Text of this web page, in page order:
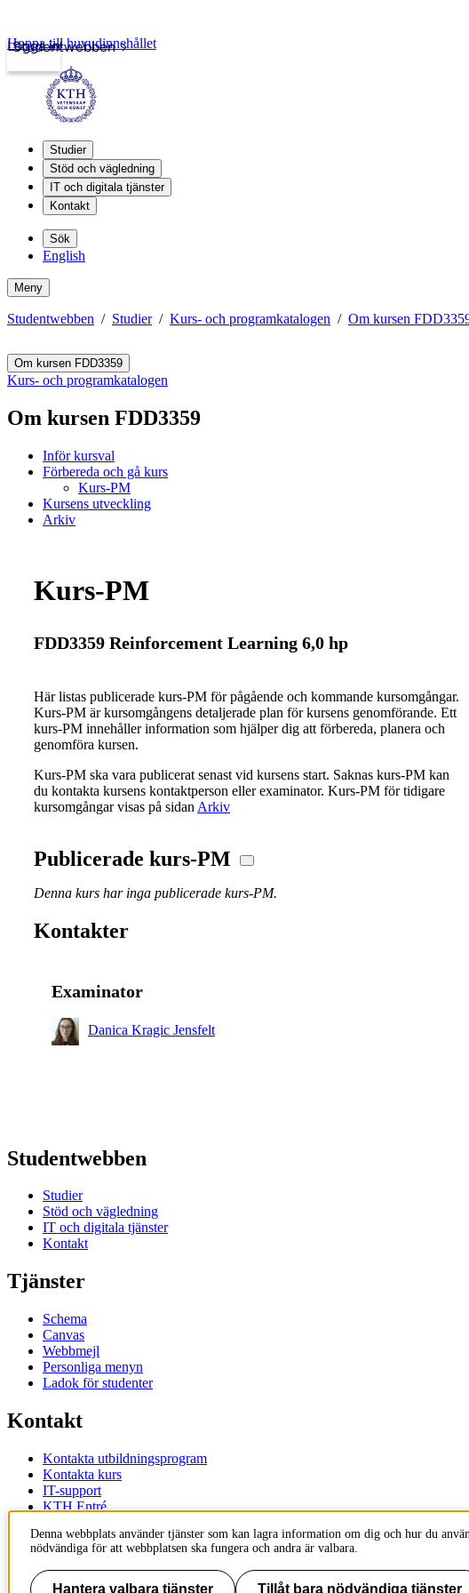
Studentwebben
Logga in
Hoppa till huvudinnehållet
Studier
Stöd och vägledning
IT och digitala tjänster
Kontakt
Sök
English
Meny
Studentwebben Studier Kurs- och programkatalogen Om kursen
Om kursen FDD3359
Kurs- och programkatalogen
Om kursen FDD3359
Inför kursval
Förbereda och gå kurs
Kurs-PM
Kursens utveckling
Arkiv
Kurs-PM
FDD3359 Reinforcement Learning 6,0 hp
Här listas publicerade kurs-PM för pågående och kommande kursomgångar.
Kurs-PM är kursomgångens detaljerade plan för kursens genomförande. Ett
kurs-PM innehåller information som hjälper dig att förbereda, planera och
genomföra kursen.
Kurs-PM ska vara publicerat senast vid kursens start. Saknas kurs-PM kan
du kontakta kursens kontaktperson eller examinator. Kurs-PM för tidigare
kursomgångar visas på sidan Arkiv
Publicerade kurs-PM
Denna kurs har inga publicerade kurs-PM.
Kontakter
Examinator
Danica Kragic Jensfelt
Studentwebben
Studier
Stöd och vägledning
IT och digitala tjänster
Kontakt
Tjänster
Schema
Canvas
Webbmejl
Personliga menyn
Ladok för studenter
Kontakt
Kontakta utbildningsprogram
Kontakta kurs
IT-support
KTH Entré
KTH
100 44 Stockholm
+46 8 790 60 00
Denna webbplats använder tjänster som kan lagra information om dig och hur du
nödvändiga för att webbplatsen ska fungera och andra är valbara.
Hantera valbara tjänster Tillåt bara nödvändiga tjänster